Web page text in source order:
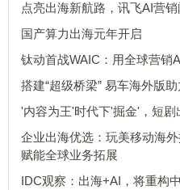
点亮出海新航路，讯飞AI营
国产算力出海元年开启
钛动首战WAIC：用全球营销
搭建“超级桥梁” 易车海外版
'内容为王'时代下'掘金'，短
企业出海优选：玩美移动海
赋能全球业务拓展
IDC观察：出海+AI，将重构